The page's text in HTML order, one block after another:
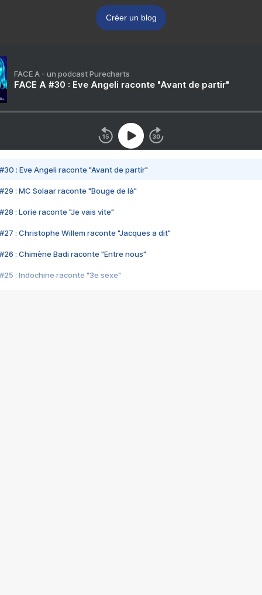
Créer un blog
FACE A - un podcast Purecharts
FACE A #30 : Eve Angeli raconte "Avant de partir"
#30 : Eve Angeli raconte "Avant de partir"
#29 : MC Solaar raconte "Bouge de là"
#28 : Lorie raconte "Je vais vite"
#27 : Christophe Willem raconte "Jacques a dit"
#26 : Chimène Badi raconte "Entre nous"
#25 : Indochine raconte "3e sexe"